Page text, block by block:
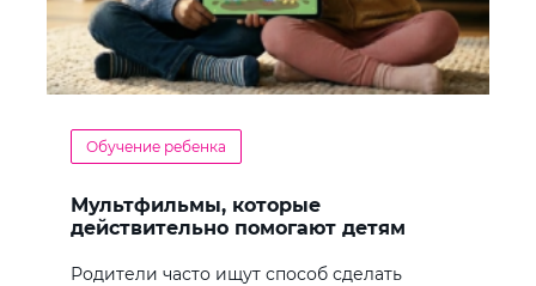
Обучение ребенка
Мультфильмы, которые
действительно помогают детям
Родители часто ищут способ сделать